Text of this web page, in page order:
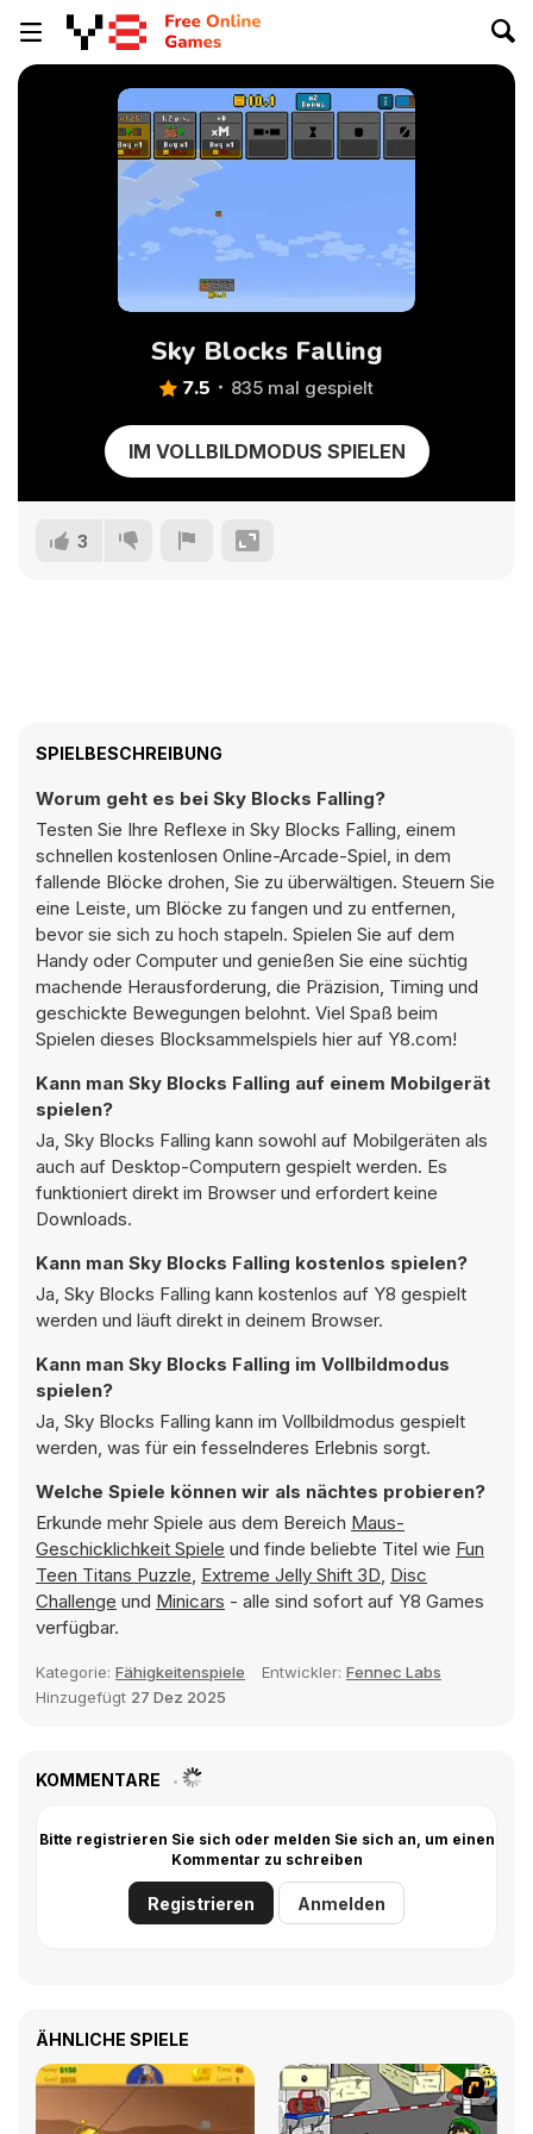
Sky Blocks Falling
7.5 835 mal gespielt
IM VOLLBILDMODUS SPIELEN
3
SPIELBESCHREIBUNG
Worum geht es bei Sky Blocks Falling?
Testen Sie Ihre Reflexe in Sky Blocks Falling, einem
schnellen kostenlosen Online-Arcade-Spiel, in dem
fallende Blöcke drohen, Sie zu überwältigen. Steuern Sie
eine Leiste, um Blöcke zu fangen und zu entfernen,
bevor sie sich zu hoch stapeln. Spielen Sie auf dem
Handy oder Computer und genießen Sie eine süchtig
machende Herausforderung, die Präzision, Timing und
geschickte Bewegungen belohnt. Viel Spaß beim
Spielen dieses Blocksammelspiels hier auf Y8.com!
Kann man Sky Blocks Falling auf einem Mobilgerät
spielen?
Ja, Sky Blocks Falling kann sowohl auf Mobilgeräten als
auch auf Desktop-Computern gespielt werden. Es
funktioniert direkt im Browser und erfordert keine
Downloads.
Kann man Sky Blocks Falling kostenlos spielen?
Ja, Sky Blocks Falling kann kostenlos auf Y8 gespielt
werden und läuft direkt in deinem Browser.
Kann man Sky Blocks Falling im Vollbildmodus
spielen?
Ja, Sky Blocks Falling kann im Vollbildmodus gespielt
werden, was für ein fesselnderes Erlebnis sorgt.
Welche Spiele können wir als nächtes probieren?
Erkunde mehr Spiele aus dem Bereich Maus-
Geschicklichkeit Spiele und finde beliebte Titel wie Fun
Teen Titans Puzzle, Extreme Jelly Shift 3D, Disc
Challenge und Minicars - alle sind sofort auf Y8 Games
verfügbar.
Kategorie: Fähigkeitenspiele Entwickler: Fennec Labs
Hinzugefügt 27 Dez 2025
KOMMENTARE
Bitte registrieren Sie sich oder melden Sie sich an, um einen
Kommentar zu schreiben
Registrieren Anmelden
ÄHNLICHE SPIELE